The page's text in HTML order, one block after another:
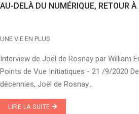
AU-DELÀ DU NUMÉRIQUE, RETOUR
UNE VIE EN PLUS
Interview de Joël de Rosnay par William
Points de Vue Initiatiques - 21 /9/2020
décennies, Joël de Rosnay...
LIRE LA SUITE